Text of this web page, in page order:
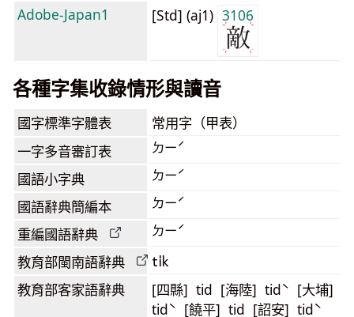
Adobe-Japan1 [Std] (aj1) 3106
各種字集收錄情形與讀音
國字標準字體表 常用字（甲表）
一字多音審訂表 ㄉㄧˊ
國語小字典 ㄉㄧˊ
國語辭典簡編本 ㄉㄧˊ
重編國語辭典 ㄉㄧˊ
教育部閩南語辭典 ti̍k
教育部客家語辭典
[四縣] tid [海陸] tidˋ [大埔]
tidˋ [饒平] tid [詔安] tidˋ